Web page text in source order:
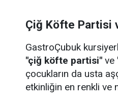
Çiğ Köfte Partisi
GastroÇubuk
"çiğ köfte partisi" ve
çocukların da usta
etkinliğin en renkli ve